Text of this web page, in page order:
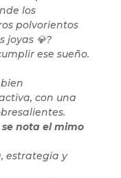
los
polvorientos
joyas 💎?
ese sueño.
con una
se nota el mimo
estrategia y